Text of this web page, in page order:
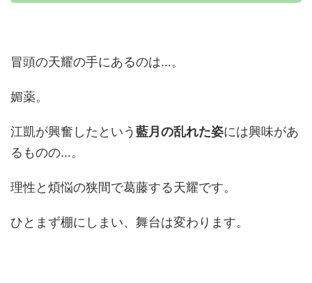
冒頭の天耀の手にあるのは…。
媚薬。
江凱が興奮したという藍月の乱れた姿には興味があ
るものの…。
理性と煩悩の狭間で葛藤する天耀です。
ひとまず棚にしまい、舞台は変わります。